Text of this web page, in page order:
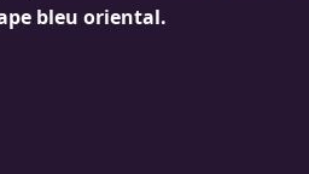
bleu oriental.